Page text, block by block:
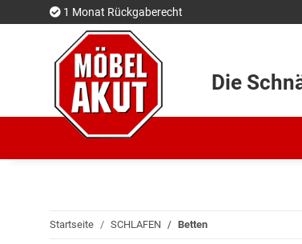
1 Monat Rückgaberecht
Die
Startseite SCHLAFEN Betten